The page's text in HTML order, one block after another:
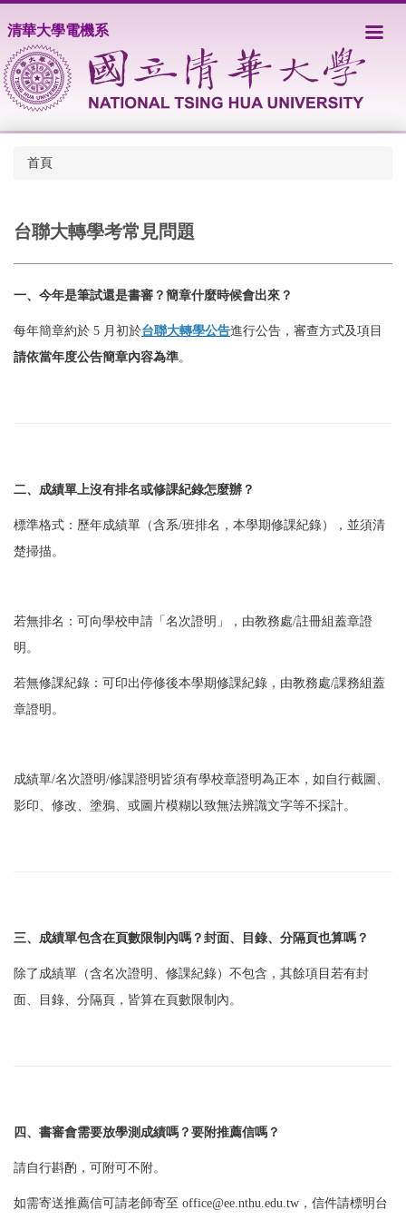
到
主
要
內
容
清華大學電機系
首頁
台聯大轉學考常見問題
一、今年是筆試還是書審？簡章什麼時候會出來？
每年簡章約於 5 月初於台聯大轉學公告進行公告，審查方式及項目
請依當年度公告簡章內容為準。
二、成績單上沒有排名或修課紀錄怎麼辦？
標準格式：歷年成績單（含系/班排名，本學期修課紀錄），並須清
楚掃描。
若無排名： 可向學校申請「名次證明」，由教務處/註冊組蓋章證
明。
若無修課紀錄： 可印出停修後本學期修課紀錄，由教務處/課務組蓋
章證明。
成績單/名次證明/修課證明皆須有學校章證明為正本， 如自行截圖、
影印、修改、塗鴉、或圖片模糊以致無法辨識文字等不採計。
三、成績單包含在頁數限制內嗎？封面、目錄、分隔頁也算嗎？
除了成績單（含名次證明、修課紀錄）不包含，其餘項目若有封
面、目錄、分隔頁，皆算在頁數限制內。
四、書審會需要放學測成績嗎？要附推薦信嗎？
請自行斟酌，可附可不附。
如需寄送推薦信可請老師寄至 office@ee.nthu.edu.tw，信件請標明台